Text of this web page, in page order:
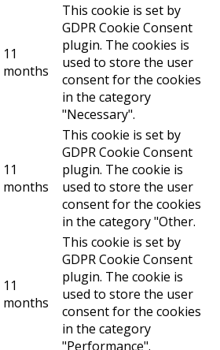
11
months
This cookie is set by
GDPR Cookie Consent
plugin. The cookies is
used to store the user
consent for the cookies
in the category
"Necessary".
11
months
This cookie is set by
GDPR Cookie Consent
plugin. The cookie is
used to store the user
consent for the cookies
in the category "Other.
11
months
This cookie is set by
GDPR Cookie Consent
plugin. The cookie is
used to store the user
consent for the cookies
in the category
"Performance".